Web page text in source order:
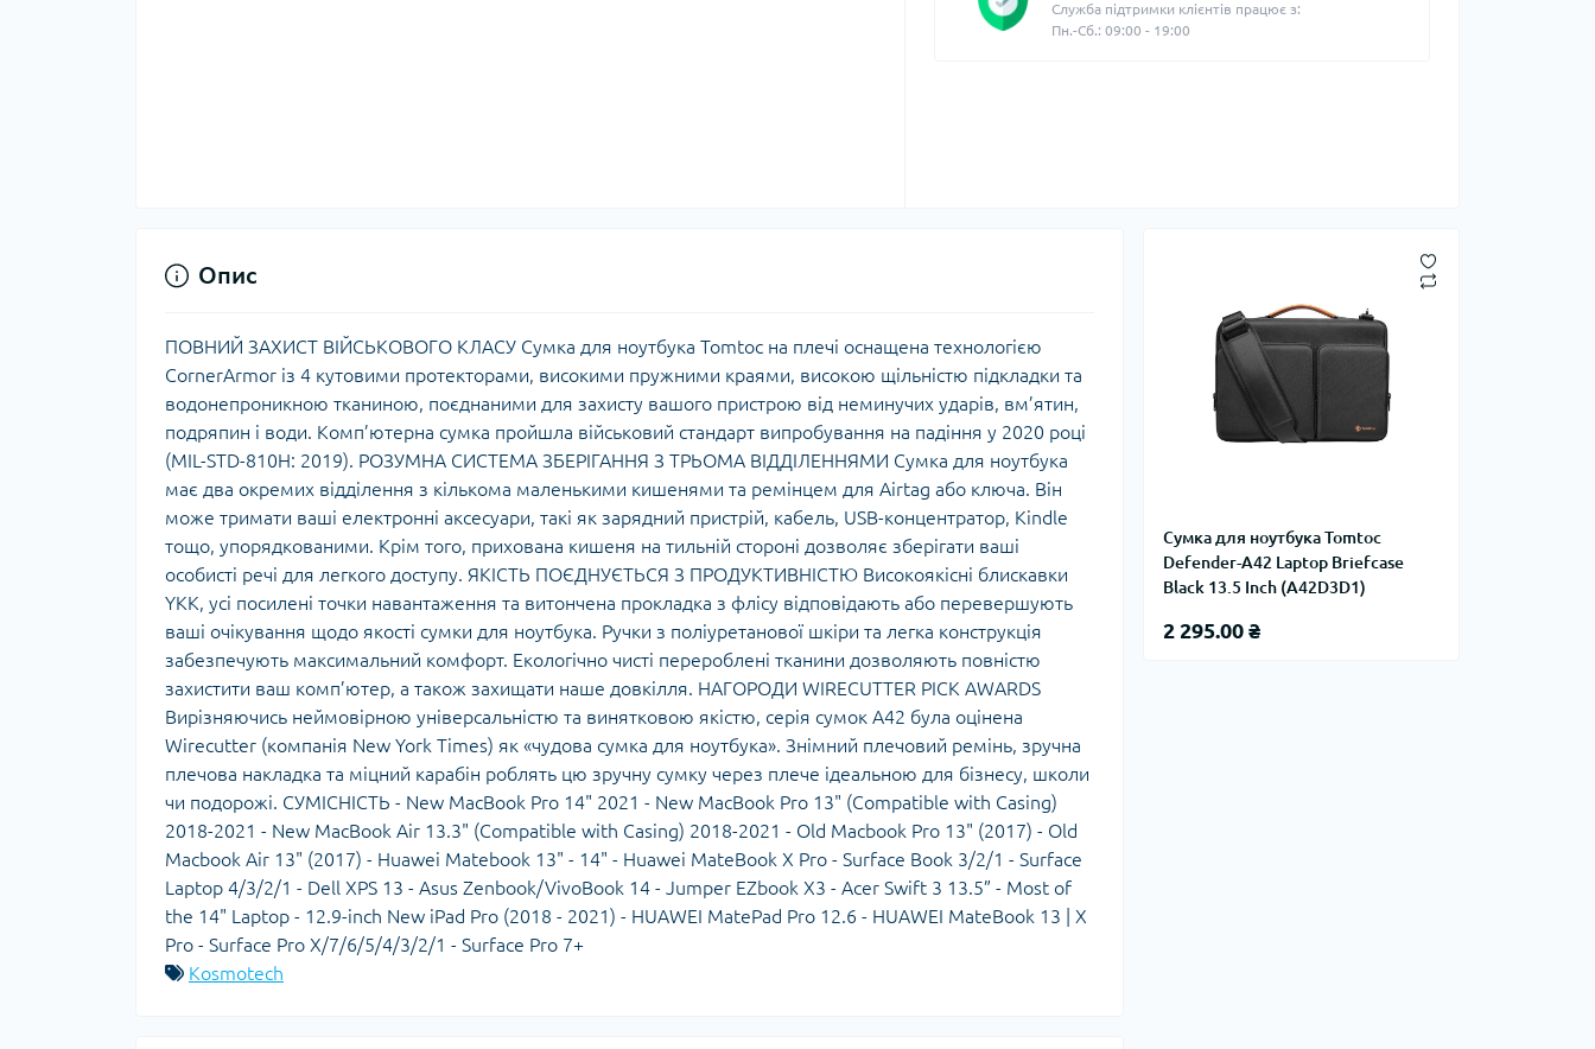
Служба підтримки клієнтів працює з:
Пн.-Сб.: 09:00 - 19:00
Сумка для ноутбука Tomtoc
Defender-A42 Laptop Briefcase
Black 13.5 Inch (A42D3D1)
2 295.00 ₴
Опис
ПОВНИЙ ЗАХИСТ ВІЙСЬКОВОГО КЛАСУ Сумка для ноутбука Tomtoc на плечі оснащена технологією
CornerArmor із 4 кутовими протекторами, високими пружними краями, високою щільністю підкладки та
водонепроникною тканиною, поєднаними для захисту вашого пристрою від неминучих ударів, вм’ятин,
подряпин і води. Комп’ютерна сумка пройшла військовий стандарт випробування на падіння у 2020 році
(MIL-STD-810H: 2019). РОЗУМНА СИСТЕМА ЗБЕРІГАННЯ З ТРЬОМА ВІДДІЛЕННЯМИ Сумка для ноутбука
має два окремих відділення з кількома маленькими кишенями та ремінцем для Airtag або ключа. Він
може тримати ваші електронні аксесуари, такі як зарядний пристрій, кабель, USB-концентратор, Kindle
тощо, упорядкованими. Крім того, прихована кишеня на тильній стороні дозволяє зберігати ваші
особисті речі для легкого доступу. ЯКІСТЬ ПОЄДНУЄТЬСЯ З ПРОДУКТИВНІСТЮ Високоякісні блискавки
YKK, усі посилені точки навантаження та витончена прокладка з флісу відповідають або перевершують
ваші очікування щодо якості сумки для ноутбука. Ручки з поліуретанової шкіри та легка конструкція
забезпечують максимальний комфорт. Екологічно чисті перероблені тканини дозволяють повністю
захистити ваш комп’ютер, а також захищати наше довкілля. НАГОРОДИ WIRECUTTER PICK AWARDS
Вирізняючись неймовірною універсальністю та винятковою якістю, серія сумок A42 була оцінена
Wirecutter (компанія New York Times) як «чудова сумка для ноутбука». Знімний плечовий ремінь, зручна
плечова накладка та міцний карабін роблять цю зручну сумку через плече ідеальною для бізнесу, школи
чи подорожі. СУМІСНІСТЬ - New MacBook Pro 14" 2021 - New MacBook Pro 13" (Compatible with Casing)
2018-2021 - New MacBook Air 13.3" (Compatible with Casing) 2018-2021 - Old Macbook Pro 13" (2017) - Old
Macbook Air 13" (2017) - Huawei Matebook 13" - 14" - Huawei MateBook X Pro - Surface Book 3/2/1 - Surface
Laptop 4/3/2/1 - Dell XPS 13 - Asus Zenbook/VivoBook 14 - Jumper EZbook X3 - Acer Swift 3 13.5” - Most of
the 14" Laptop - 12.9-inch New iPad Pro (2018 - 2021) - HUAWEI MatePad Pro 12.6 - HUAWEI MateBook 13 | X
Pro - Surface Pro X/7/6/5/4/3/2/1 - Surface Pro 7+
Kosmotech